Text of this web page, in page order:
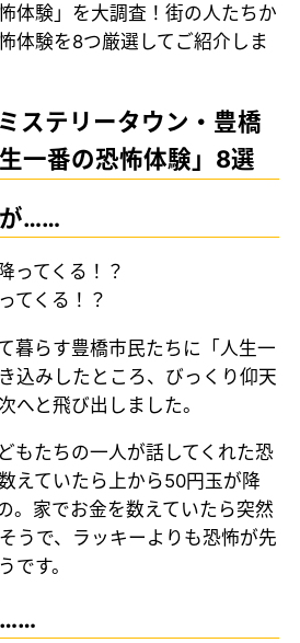
体験」を大調査！街の人たちか
体験を8つ厳選してご紹介しま
ステリータウン・豊橋
一番の恐怖体験」8選
が……
てくる！？
暮らす豊橋市民たちに「人生一
込みしたところ、びっくり仰天
へと飛び出しました。
もたちの一人が話してくれた恐
えていたら上から50円玉が降
。家でお金を数えていたら突然
うで、ラッキーよりも恐怖が先
です。
……